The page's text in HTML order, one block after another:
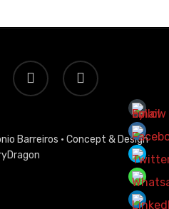
linkedin email
Barreiros · Concept & Design